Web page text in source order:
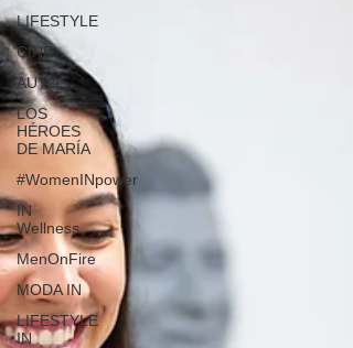
LIFESTYLE
CINE
AUTOS
LOS
HÉROES
DE MARÍA
#WomenINpower
IN
Wellness
MenOnFire
MODA IN
LIFESTYLE
IN